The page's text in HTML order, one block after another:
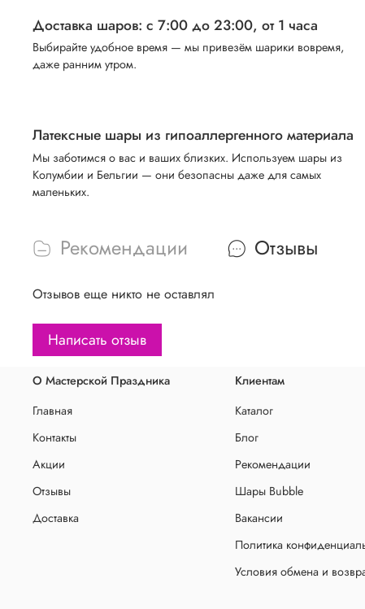
Доставка шаров: с 7:00 до 23:00, от 1 часа
Выбирайте удобное время — мы привезём шарики вовремя,
даже ранним утром.
Латексные шары из гипоаллергенного материала
Мы заботимся о вас и ваших близких. Используем шары из
Колумбии и Бельгии — они безопасны даже для самых
маленьких.
Рекомендации Отзывы
Отзывов еще никто не оставлял
Написать отзыв
О Мастерской Праздника
Главная
Контакты
Акции
Отзывы
Доставка
Клиентам
Каталог
Блог
Рекомендации
Шары Bubble
Вакансии
Политика
Условия обмена и